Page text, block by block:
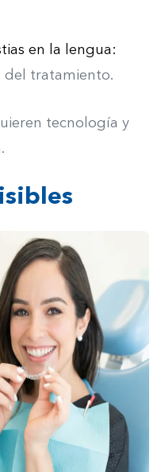
en la lengua:
del tratamiento.
tecnología y